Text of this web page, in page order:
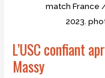
match France
2023.
L’USC confiant
Massy